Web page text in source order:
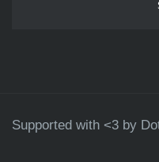
Supported with <3 by